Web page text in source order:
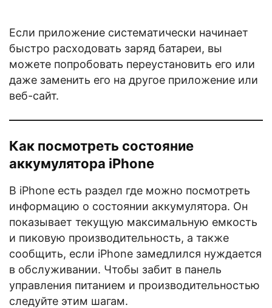
Если приложение систематически начинает
быстро расходовать заряд батареи, вы
можете попробовать переустановить его или
даже заменить его на другое приложение или
веб-сайт.
Как посмотреть состояние
аккумулятора iPhone
В iPhone есть раздел где можно посмотреть
информацию о состоянии аккумулятора. Он
показывает текущую максимальную емкость
и пиковую производительность, а также
сообщить, если iPhone замедлился нуждается
в обслуживании. Чтобы забит в панель
управления питанием и производительностью
следуйте этим шагам.